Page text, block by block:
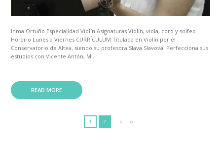
Inma Ortuño Especialidad Violín Asignaturas Violín, viola, coro y solfeo
Horario Lunes a Viernes CURRÍCULUM Titulada en Violín por el
Conservatorio de Altea, siendo su profesora Slava Slavova. Perfecciona sus
estudios con Vicente Antón, M...
READ MORE
1 2